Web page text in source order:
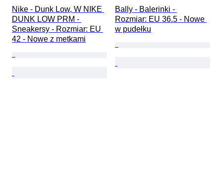
Nike - Dunk Low, W NIKE
DUNK LOW PRM -
Sneakersy - Rozmiar: EU
42 - Nowe z metkami
Bally - Balerinki -
Rozmiar: EU 36.5 - Nowe
w pudełku